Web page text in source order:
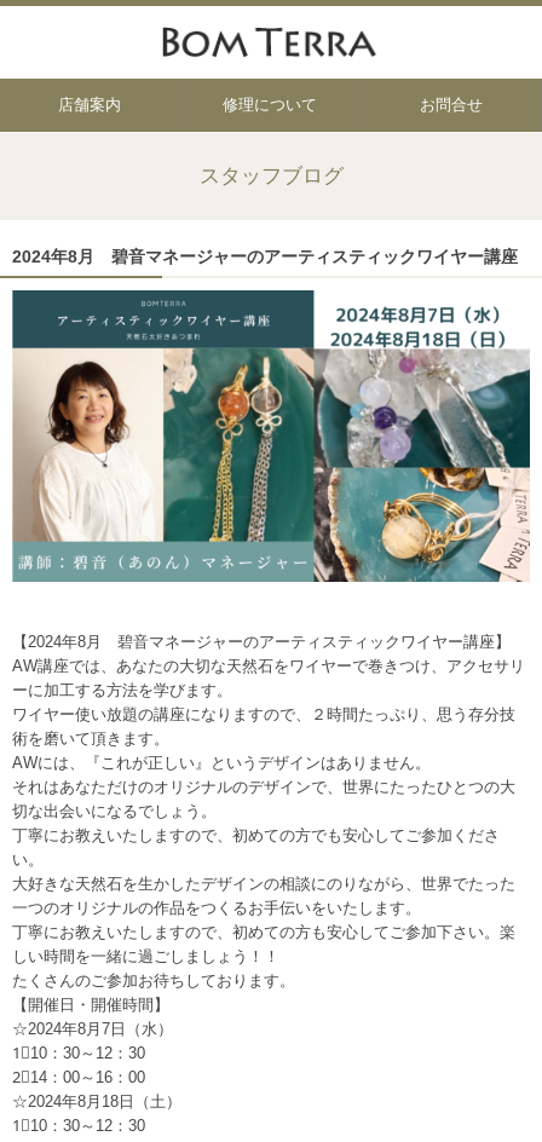
店舗案内 修理について お問合せ
スタッフブログ
2024年8月 碧音マネージャーのアーティスティックワイヤー講座
【2024年8月 碧音マネージャーのアーティスティックワイヤー講座】
AW講座では、あなたの大切な天然石をワイヤーで巻きつけ、アクセサリ
ーに加工する方法を学びます。
ワイヤー使い放題の講座になりますので、２時間たっぷり、思う存分技
術を磨いて頂きます。
AWには、『これが正しい』というデザインはありません。
それはあなただけのオリジナルのデザインで、世界にたったひとつの大
切な出会いになるでしょう。
丁寧にお教えいたしますので、初めての方でも安心してご参加くださ
い。
大好きな天然石を生かしたデザインの相談にのりながら、世界でたった
一つのオリジナルの作品をつくるお手伝いをいたします。
丁寧にお教えいたしますので、初めての方も安心してご参加下さい。楽
しい時間を一緒に過ごしましょう！！
たくさんのご参加お待ちしております。
【開催日・開催時間】
☆2024年8月7日（水）
1⃣10：30～12：30
2⃣14：00～16：00
☆2024年8月18日（土）
1⃣10：30～12：30